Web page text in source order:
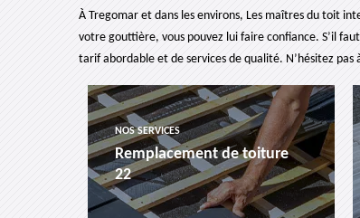
À Tregomar et dans les environs, Les maîtres du toit
votre gouttière, vous pouvez lui faire confiance. S’il
tarif abordable et de services de qualité. N’hésitez
NOS SERVICES
Remplacement de toiture
22